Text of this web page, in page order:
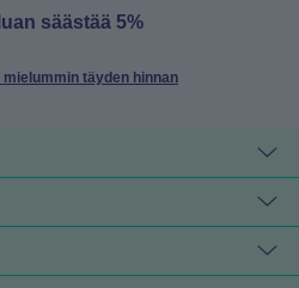
säästää 5%
täyden hinnan